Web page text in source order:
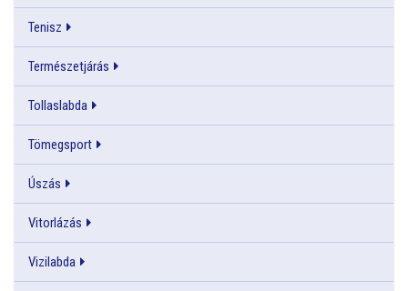
Tenisz
Természetjárás
Tollaslabda
Tömegsport
Úszás
Vitorlázás
Vizilabda